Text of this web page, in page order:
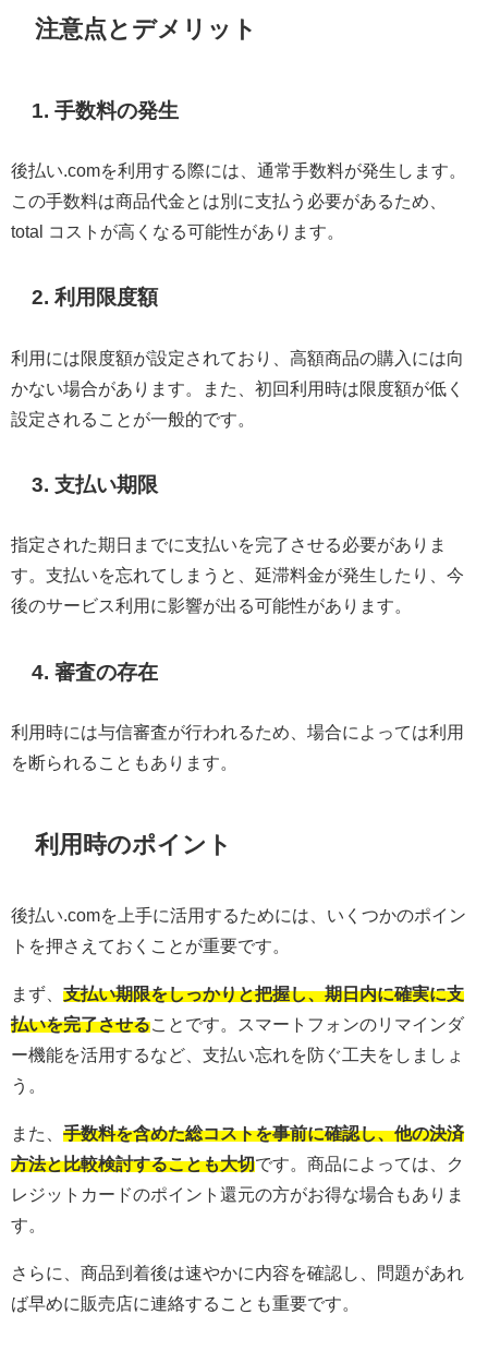
注意点とデメリット
1. 手数料の発生
後払い.comを利用する際には、通常手数料が発生します。
この手数料は商品代金とは別に支払う必要があるため、
total コストが高くなる可能性があります。
2. 利用限度額
利用には限度額が設定されており、高額商品の購入には向
かない場合があります。また、初回利用時は限度額が低く
設定されることが一般的です。
3. 支払い期限
指定された期日までに支払いを完了させる必要がありま
す。支払いを忘れてしまうと、延滞料金が発生したり、今
後のサービス利用に影響が出る可能性があります。
4. 審査の存在
利用時には与信審査が行われるため、場合によっては利用
を断られることもあります。
利用時のポイント
後払い.comを上手に活用するためには、いくつかのポイン
トを押さえておくことが重要です。
まず、 支払い期限をしっかりと把握し、期日内に確実に支
払いを完了させる ことです。スマートフォンのリマインダ
ー機能を活用するなど、支払い忘れを防ぐ工夫をしましょ
う。
また、 手数料を含めた総コストを事前に確認し、他の決済
方法と比較検討することも大切です。商品によっては、ク
レジットカードのポイント還元の方がお得な場合もありま
す。
さらに、商品到着後は速やかに内容を確認し、問題があれ
ば早めに販売店に連絡することも重要です。